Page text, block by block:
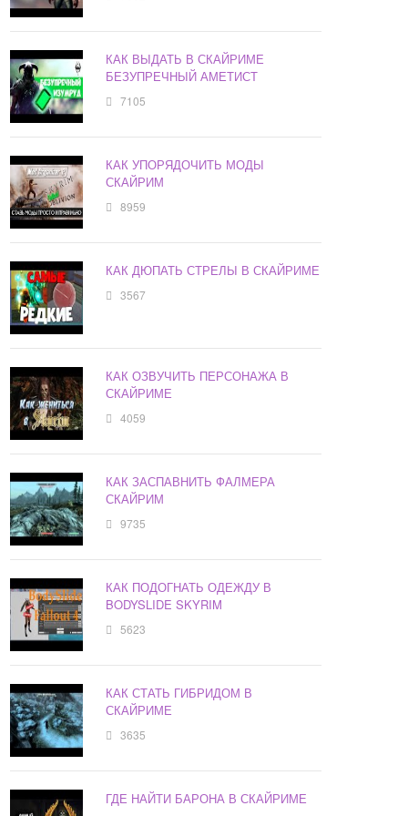
КАК ВЫДАТЬ В СКАЙРИМЕ
БЕЗУПРЕЧНЫЙ АМЕТИСТ
7105
КАК УПОРЯДОЧИТЬ МОДЫ
СКАЙРИМ
8959
КАК ДЮПАТЬ СТРЕЛЫ В СКАЙРИМЕ
3567
КАК ОЗВУЧИТЬ ПЕРСОНАЖА В
СКАЙРИМЕ
4059
КАК ЗАСПАВНИТЬ ФАЛМЕРА
СКАЙРИМ
9735
КАК ПОДОГНАТЬ ОДЕЖДУ В
BODYSLIDE SKYRIM
5623
КАК СТАТЬ ГИБРИДОМ В
СКАЙРИМЕ
3635
ГДЕ НАЙТИ БАРОНА В СКАЙРИМЕ